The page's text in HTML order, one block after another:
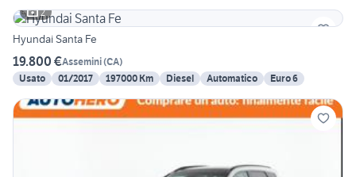
2
Hyundai Santa Fe
19.800 €Assemini(CA)
Usato
01/2017 197000 Km Diesel Automatico Euro 6